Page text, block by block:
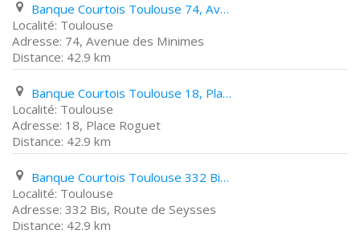
Banque Courtois Toulouse 74, Avenue des Minimes
Toulouse
74, Avenue des Minimes
42.9 km
Banque Courtois Toulouse 18, Place Roguet
Toulouse
18, Place Roguet
42.9 km
Banque Courtois Toulouse 332 Bis, Route de Seysses
Toulouse
332 Bis, Route de Seysses
42.9 km